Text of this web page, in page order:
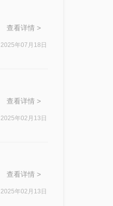
查看详情 >
2025年07月18日
查看详情 >
2025年02月13日
查看详情 >
2025年02月13日